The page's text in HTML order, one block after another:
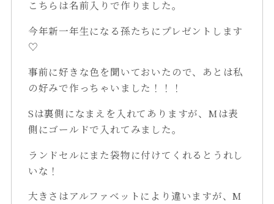
こちらは名前入りで作りました。
今年新一年生になる孫たちにプレゼントします
♡
事前に好きな色を聞いておいたので、あとは私
の好みで作っちゃいました！！！
Sは裏側になまえを入れてありますが、Mは表
側にゴールドで入れてみました。
ランドセルにまた袋物に付けてくれるとうれし
いな！
大きさはアルファベットにより違いますが、M